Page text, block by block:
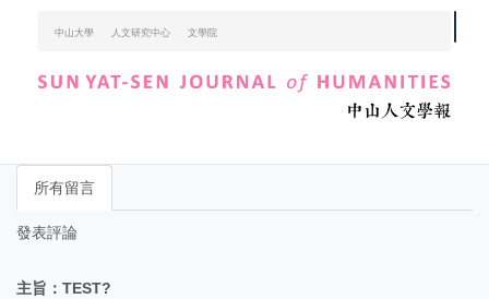
中山大學 人文研究中心 文學院
所有留言
發表評論
主旨：TEST?